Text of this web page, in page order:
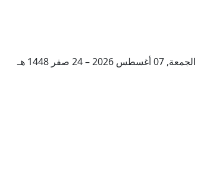
الجمعة, 07 أغسطس 2026 – 24 صفر 1448 هـ